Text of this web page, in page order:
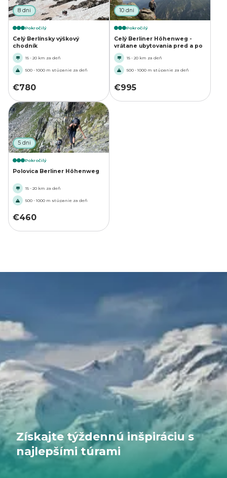
8 dni
Pokročilý
Celý Berlínsky výškový
chodník
15 - 20 km za deň
500 - 1000 m stúpanie za deň
€780
10 dni
Pokročilý
Celý Berliner Höhenweg -
vrátane ubytovania pred a po
15 - 20 km za deň
500 - 1000 m stúpanie za deň
€995
5 dni
Pokročilý
Polovica Berliner Höhenweg
15 - 20 km za deň
500 - 1000 m stúpanie za deň
€460
Získajte týždennú inšpiráciu s
najlepšími túrami